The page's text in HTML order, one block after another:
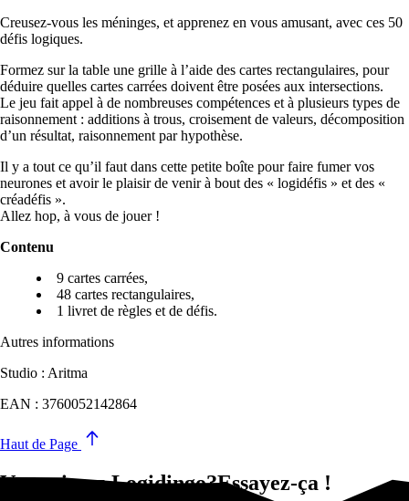
Creusez-vous les méninges, et apprenez en vous amusant, avec ces 50
défis logiques.
Formez sur la table une grille à l’aide des cartes rectangulaires, pour
déduire quelles cartes carrées doivent être posées aux intersections.
Le jeu fait appel à de nombreuses compétences et à plusieurs types de
raisonnement : additions à trous, croisement de valeurs, décomposition
d’un résultat, raisonnement par hypothèse.
Il y a tout ce qu’il faut dans cette petite boîte pour faire fumer vos
neurones et avoir le plaisir de venir à bout des « logidéfis » et des «
créadéfis ».
Allez hop, à vous de jouer !
Contenu
9 cartes carrées,
48 cartes rectangulaires,
1 livret de règles et de défis.
Autres informations
Studio : Aritma
EAN : 3760052142864
Haut de Page
Vous aimez Logidingo?Essayez-ça !